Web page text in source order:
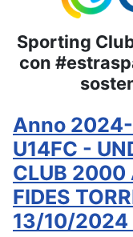
Sporting
con
Anno
U14FC -
CLUB 2000
FIDES
13/10/2024